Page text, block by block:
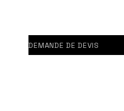
DEMANDE DE DEVIS